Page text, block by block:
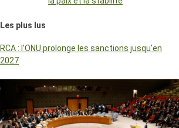
Les plus lus
RCA : l’ONU prolonge les sanctions jusqu’en
2027